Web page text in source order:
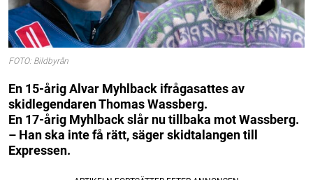
FOTO: Bildbyrån
En 15-årig Alvar Myhlback ifrågasattes av
skidlegendaren Thomas Wassberg.
En 17-årig Myhlback slår nu tillbaka mot Wassberg.
– Han ska inte få rätt, säger skidtalangen till
Expressen.